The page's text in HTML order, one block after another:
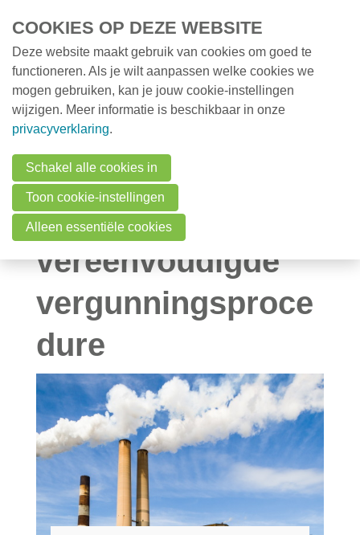
MENU
De restrictieve
interpretatie van
de
vereenvoudigde
vergunningsproce
dure
Milieunieuws
Milieunieuws
Over VMx
Zoek een professional
FAQ
Vacatures
Contact
Zoeken
Login
Français
Nederlands
COOKIES OP DEZE WEBSITE
Deze website maakt gebruik van cookies om goed te
functioneren. Als je wilt aanpassen welke cookies we
mogen gebruiken, kan je jouw cookie-instellingen
wijzigen. Meer informatie is beschikbaar in onze
privacyverklaring.
Schakel alle cookies in
Toon cookie-instellingen
Alleen essentiële cookies